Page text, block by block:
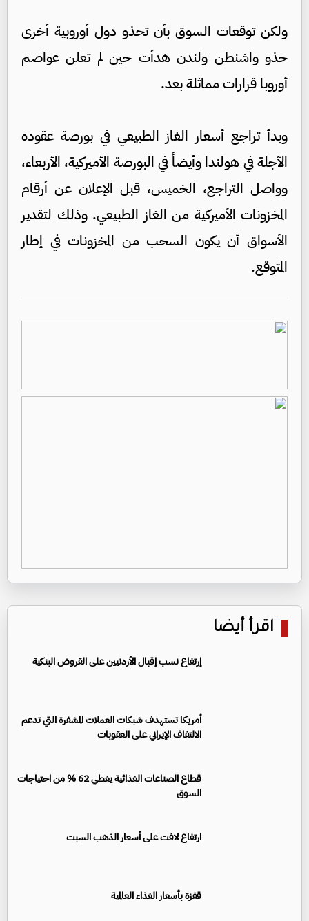
ولكن توقعات السوق بأن تحذو دول أوروبية أخرى
حذو واشنطن ولندن هدأت حين لم تعلن عواصم
أوروبا قرارات مماثلة بعد.
وبدأ تراجع أسعار الغاز الطبيعي في بورصة عقوده
الآجلة في هولندا وأيضاً في البورصة الأميركية، الأربعاء،
وواصل التراجع، الخميس، قبل الإعلان عن أرقام
المخزونات الأميركية من الغاز الطبيعي. وذلك لتقدير
الأسواق أن يكون السحب من المخزونات في إطار
المتوقع.
اقرأ أيضا
إرتفاع نسب إقبال الأردنيين على القروض البنكية
أمريكا تستهدف شبكات العملات المشفرة التي تدعم
الالتفاف الإيراني على العقوبات
قطاع الصناعات الغذائية يغطي 62 % من احتياجات
السوق
ارتفاع لافت على أسعار الذهب السبت
قفزة بأسعار الغذاء العالمية